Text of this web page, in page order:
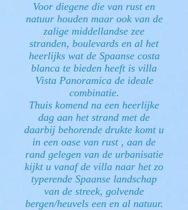
Voor diegene die van rust en
natuur houden maar ook van de
zalige middellandse zee
stranden, boulevards en al het
heerlijks wat de Spaanse costa
blanca te bieden heeft is villa
Vista Panoramica de ideale
combinatie.
Thuis komend na een heerlijke
dag aan het strand met de
daarbij behorende drukte komt u
in een oase van rust , aan de
rand gelegen van de urbanisatie
kijkt u vanaf de villa naar het zo
typerende Spaanse landschap
van de streek, golvende
bergen/heuvels een en al natuur.